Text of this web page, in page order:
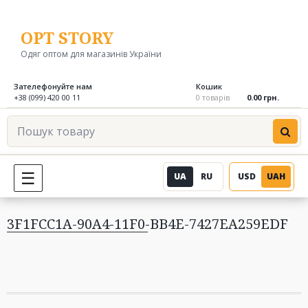
вмістуOPT STORY
Одяг оптом для магазинів України
Зателефонуйте нам
+38 (099) 420 00 11
Кошик
0 товарів
0.00 грн.
Пошук
товару
UA RU USD UAH
3F1FCC1A-90A4-11F0-BB4E-7427EA259EDF